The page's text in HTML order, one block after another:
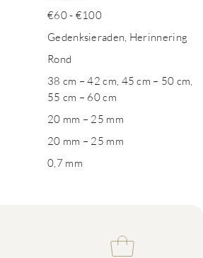
€60 - €100
Gedenksieraden, Herinnering
Rond
38 cm – 42 cm, 45 cm – 50 cm,
55 cm – 60 cm
20 mm – 25 mm
20 mm – 25 mm
0,7 mm